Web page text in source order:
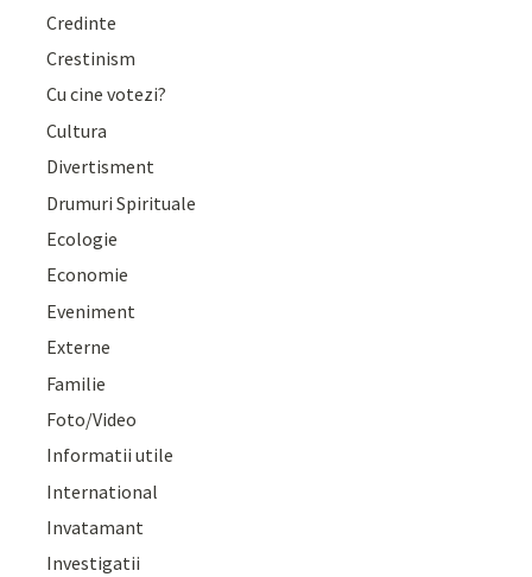
Credinte
Crestinism
Cu cine votezi?
Cultura
Divertisment
Drumuri Spirituale
Ecologie
Economie
Eveniment
Externe
Familie
Foto/Video
Informatii utile
International
Invatamant
Investigatii